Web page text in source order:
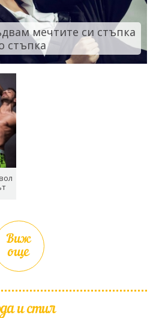
мечтите си стъпка
стъпка
Виж
още
и стил